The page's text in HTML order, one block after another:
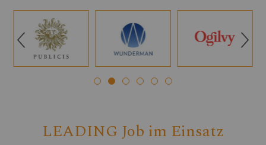
Q R
LEADING Job im Einsatz